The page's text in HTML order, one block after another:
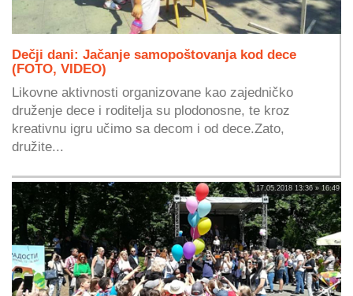
Dečji dani: Jačanje samopoštovanja kod dece
(FOTO, VIDEO)
Likovne aktivnosti organizovane kao zajedničko
druženje dece i roditelja su plodonosne, te kroz
kreativnu igru učimo sa decom i od dece.Zato,
družite...
17.05.2018 13:36 » 16:49